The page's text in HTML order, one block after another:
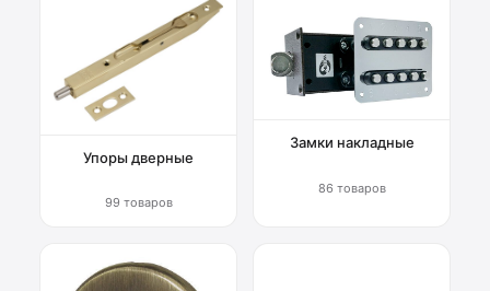
Упоры дверные
99 товаров
Замки накладные
86 товаров